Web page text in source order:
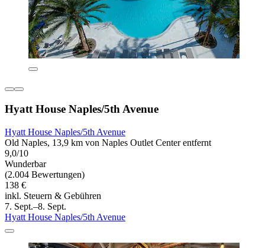
Hyatt House Naples/5th Avenue
Hyatt House Naples/5th Avenue
Old Naples, 13,9 km von Naples Outlet Center entfernt
9,0/10
Wunderbar
(2.004 Bewertungen)
138 €
inkl. Steuern & Gebühren
7. Sept.–8. Sept.
Hyatt House Naples/5th Avenue